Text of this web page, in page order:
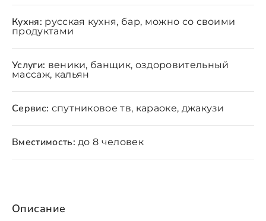
Описание
Кухня: русская кухня, бар, можно со своими
продуктами
Услуги: веники, банщик, оздоровительный
массаж, кальян
Сервис: спутниковое тв, караоке, джакузи
Вместимость: до 8 человек